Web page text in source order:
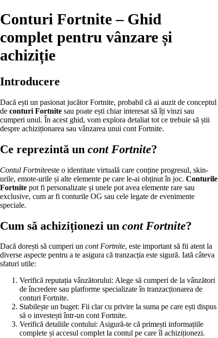
Conturi Fortnite – Ghid
complet pentru vânzare și
achiziție
Introducere
Dacă ești un pasionat jucător Fortnite, probabil că ai auzit de conceptul
de conturi Fortnite sau poate ești chiar interesat să îți vinzi sau
cumperi unul. În acest ghid, vom explora detaliat tot ce trebuie să știi
despre achiziționarea sau vânzarea unui cont Fortnite.
Ce reprezintă un cont Fortnite?
Contul Fortniteeste o identitate virtuală care conține progresul, skin-
urile, emote-urile și alte elemente pe care le-ai obținut în joc. Conturile
Fortnite pot fi personalizate și unele pot avea elemente rare sau
exclusive, cum ar fi conturile OG sau cele legate de evenimente
speciale.
Cum să achiziționezi un cont Fortnite?
Dacă dorești să cumperi un cont Fortnite, este important să fii atent la
diverse aspecte pentru a te asigura că tranzacția este sigură. Iată câteva
sfaturi utile:
Verifică reputația vânzătorului: Alege să cumperi de la vânzători
de încredere sau platforme specializate în tranzacționarea de
conturi Fortnite.
Stabilește un buget: Fii clar cu privire la suma pe care ești dispus
să o investești într-un cont Fortnite.
Verifică detaliile contului: Asigură-te că primești informațiile
complete și accesul complet la contul pe care îl achiziționezi.